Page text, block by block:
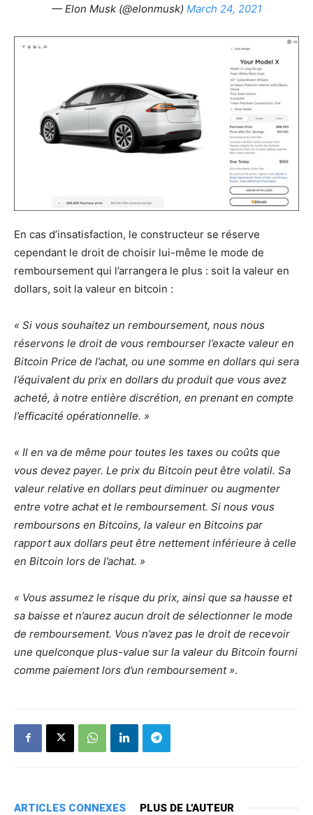
— Elon Musk (@elonmusk) March 24, 2021
En cas d’insatisfaction, le constructeur se réserve
cependant le droit de choisir lui-même le mode de
remboursement qui l’arrangera le plus : soit la valeur en
dollars, soit la valeur en bitcoin :
« Si vous souhaitez un remboursement, nous nous
réservons le droit de vous rembourser l’exacte valeur en
Bitcoin Price de l’achat, ou une somme en dollars qui sera
l’équivalent du prix en dollars du produit que vous avez
acheté, à notre entière discrétion, en prenant en compte
l’efficacité opérationnelle. »
« Il en va de même pour toutes les taxes ou coûts que
vous devez payer. Le prix du Bitcoin peut être volatil. Sa
valeur relative en dollars peut diminuer ou augmenter
entre votre achat et le remboursement. Si nous vous
remboursons en Bitcoins, la valeur en Bitcoins par
rapport aux dollars peut être nettement inférieure à celle
en Bitcoin lors de l’achat. »
« Vous assumez le risque du prix, ainsi que sa hausse et
sa baisse et n’aurez aucun droit de sélectionner le mode
de remboursement. Vous n’avez pas le droit de recevoir
une quelconque plus-value sur la valeur du Bitcoin fourni
comme paiement lors d’un remboursement ».
ARTICLES CONNEXES PLUS DE L'AUTEUR